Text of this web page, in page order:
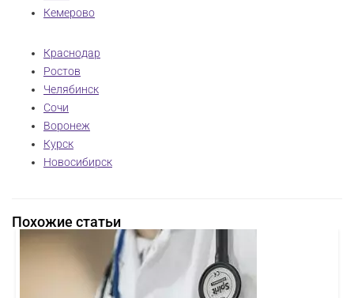
Кемерово
Краснодар
Ростов
Челябинск
Сочи
Воронеж
Курск
Новосибирск
Похожие статьи